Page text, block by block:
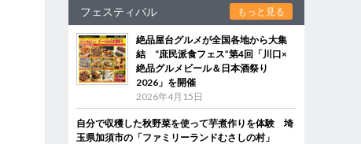
フェスティバル もっと見る
絶品屋台グルメが全国各地から大集
結 “庶民派食フェス”第4回「川口×
絶品グルメビール＆日本酒祭り
2026」を開催
2026年4月15日
自分で収穫した秋野菜を使って芋煮作りを体験 埼
玉県加須市の「ファミリーランドむさしの村」